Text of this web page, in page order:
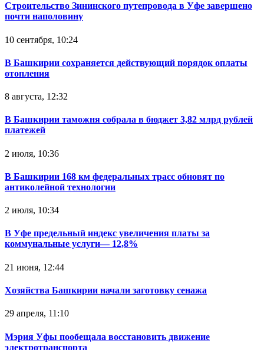
Строительство Зининского путепровода в Уфе завершено
почти наполовину
10 сентября, 10:24
В Башкирии сохраняется действующий порядок оплаты
отопления
8 августа, 12:32
В Башкирии таможня собрала в бюджет 3,82 млрд рублей
платежей
2 июля, 10:36
В Башкирии 168 км федеральных трасс обновят по
антиколейной технологии
2 июля, 10:34
В Уфе предельный индекс увеличения платы за
коммунальные услуги— 12,8%
21 июня, 12:44
Хозяйства Башкирии начали заготовку сенажа
29 апреля, 11:10
Мэрия Уфы пообещала восстановить движение
электротранспорта